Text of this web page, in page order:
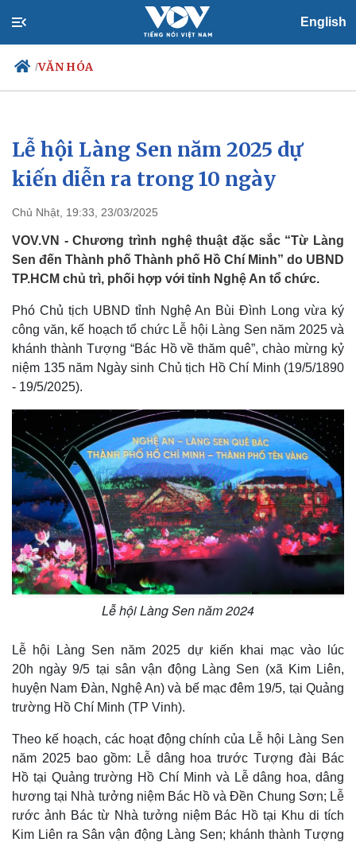
English
/VĂN HÓA
Chính trị
Đảng
Tổ chức nhân sự
Nhận diện sự thật
Xã hội
Tin 24h
Dự báo thời tiết
Việc làm
Biển đảo
Lễ hội Làng Sen năm 2025 dự
kiến diễn ra trong 10 ngày
Chủ Nhật, 19:33, 23/03/2025
VOV.VN - Chương trình nghệ thuật đặc sắc “Từ Làng
Sen đến Thành phố Thành phố Hồ Chí Minh” do UBND
TP.HCM chủ trì, phối hợp với tỉnh Nghệ An tổ chức.
Phó Chủ tịch UBND tỉnh Nghệ An Bùi Đình Long vừa ký
công văn, kế hoạch tổ chức Lễ hội Làng Sen năm 2025 và
khánh thành Tượng “Bác Hồ về thăm quê”, chào mừng kỷ
niệm 135 năm Ngày sinh Chủ tịch Hồ Chí Minh (19/5/1890
- 19/5/2025).
Lễ hội Làng Sen năm 2024
Lễ hội Làng Sen năm 2025 dự kiến khai mạc vào lúc
20h ngày 9/5 tại sân vận động Làng Sen (xã Kim Liên,
huyện Nam Đàn, Nghệ An) và bế mạc đêm 19/5, tại Quảng
trường Hồ Chí Minh (TP Vinh).
Theo kế hoạch, các hoạt động chính của Lễ hội Làng Sen
năm 2025 bao gồm: Lễ dâng hoa trước Tượng đài Bác
Hồ tại Quảng trường Hồ Chí Minh và Lễ dâng hoa, dâng
hương tại Nhà tưởng niệm Bác Hồ và Đền Chung Sơn; Lễ
rước ảnh Bác từ Nhà tưởng niệm Bác Hồ tại Khu di tích
Kim Liên ra Sân vận động Làng Sen; khánh thành Tượng